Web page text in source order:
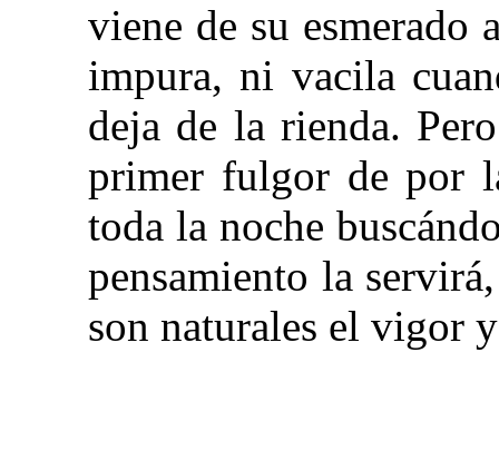
viene de su esmerado
impura, ni vacila
deja de la rienda.
primer fulgor de por
toda la noche
pensamiento la
son naturales el vigor